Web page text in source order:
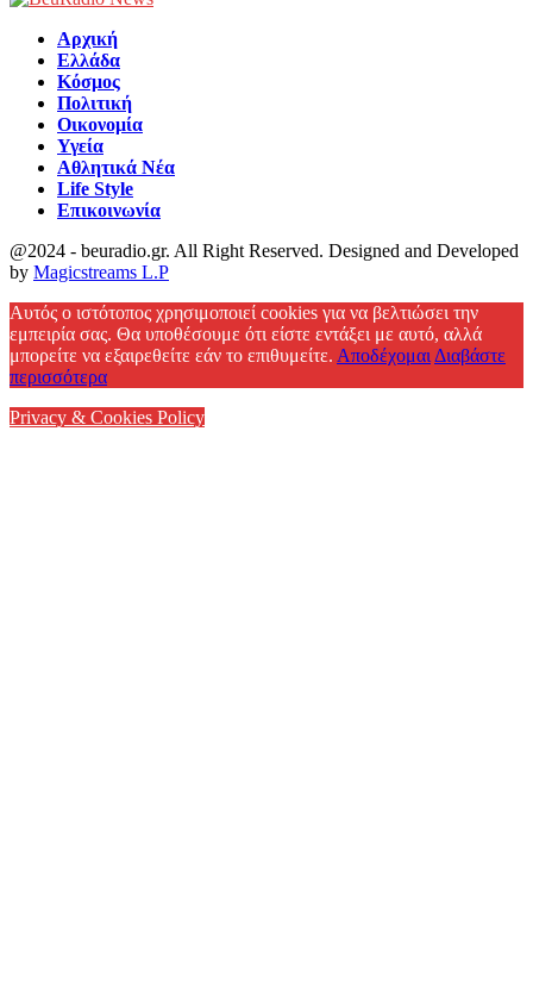
Αρχική
Ελλάδα
Κόσμος
Πολιτική
Οικονομία
Υγεία
Αθλητικά Νέα
Life Style
Επικοινωνία
@2024 - beuradio.gr. All Right Reserved. Designed and Developed
by Magicstreams L.P
Αυτός ο ιστότοπος χρησιμοποιεί cookies για να βελτιώσει την
εμπειρία σας. Θα υποθέσουμε ότι είστε εντάξει με αυτό, αλλά
μπορείτε να εξαιρεθείτε εάν το επιθυμείτε. Αποδέχομαι Διαβάστε
περισσότερα
Privacy & Cookies Policy